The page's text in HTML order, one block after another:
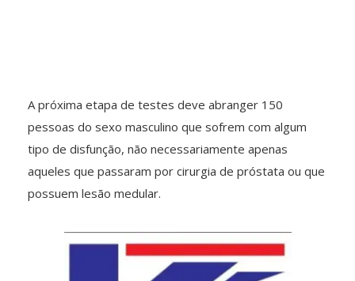
A próxima etapa de testes deve abranger 150
pessoas do sexo masculino que sofrem com algum
tipo de disfunção, não necessariamente apenas
aqueles que passaram por cirurgia de próstata ou que
possuem lesão medular.